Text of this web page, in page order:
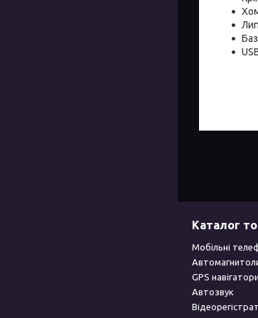
Каталог
Мобільні
GPS навігатори
Автозвук